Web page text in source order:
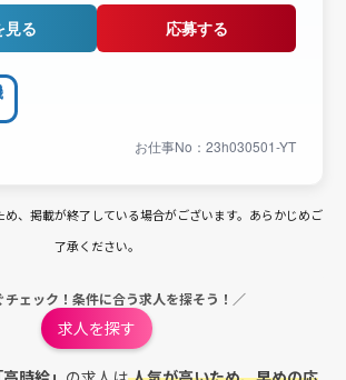
見る 応募する
お仕事No：23h030501-YT
、掲載が終了している場合がございます。あらかじめご
了承ください。
チェック！条件に合う求人を探そう！／
求人を探す